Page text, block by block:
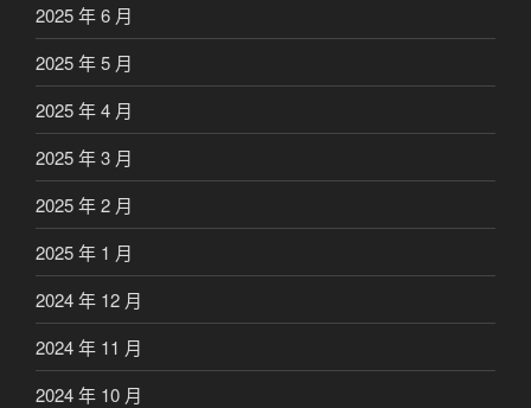
2025 年 6 月
2025 年 5 月
2025 年 4 月
2025 年 3 月
2025 年 2 月
2025 年 1 月
2024 年 12 月
2024 年 11 月
2024 年 10 月